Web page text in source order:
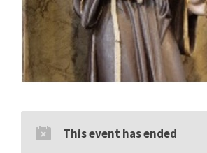
This event has ended